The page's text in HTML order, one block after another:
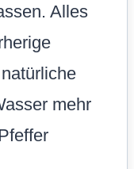
Alles
mehr